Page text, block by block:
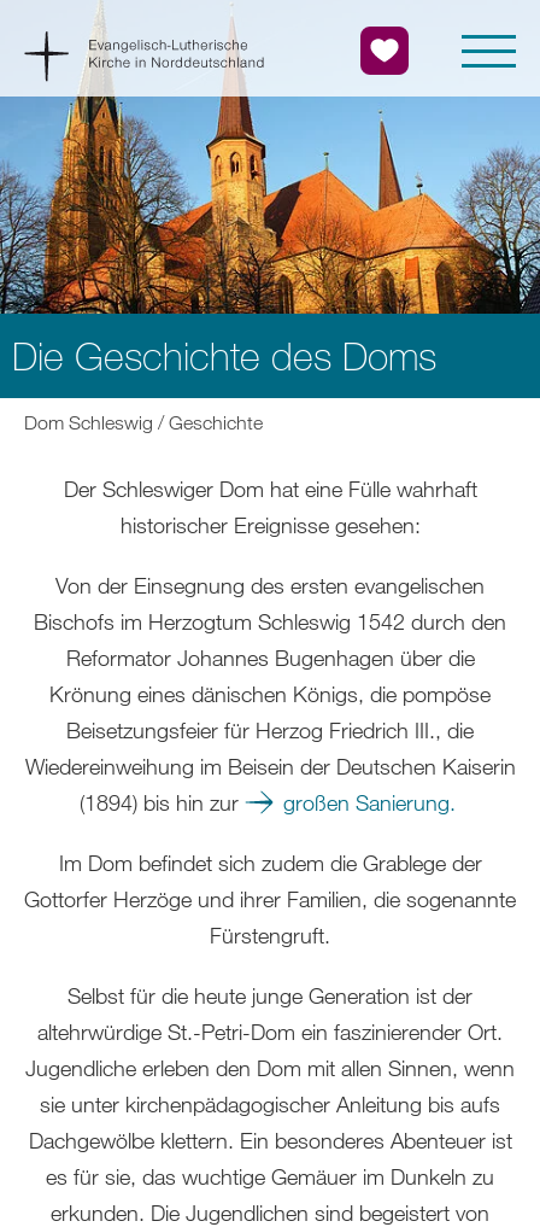
Die Geschichte des Doms
Sie
Dom Schleswig Geschichte
Der Schleswiger Dom hat eine Fülle wahrhaft
historischer Ereignisse gesehen:
Von der Einsegnung des ersten evangelischen
Bischofs im Herzogtum Schleswig 1542 durch den
Reformator Johannes Bugenhagen über die
Krönung eines dänischen Königs, die pompöse
Beisetzungsfeier für Herzog Friedrich III., die
Wiedereinweihung im Beisein der Deutschen Kaiserin
(1894) bis hin zur
großen Sanierung.
Im Dom befindet sich zudem die Grablege der
Gottorfer Herzöge und ihrer Familien, die sogenannte
Fürstengruft.
Selbst für die heute junge Generation ist der
altehrwürdige St.-Petri-Dom ein faszinierender Ort.
Jugendliche erleben den Dom mit allen Sinnen, wenn
sie unter kirchenpädagogischer Anleitung bis aufs
Dachgewölbe klettern. Ein besonderes Abenteuer ist
es für sie, das wuchtige Gemäuer im Dunkeln zu
erkunden. Die Jugendlichen sind begeistert von